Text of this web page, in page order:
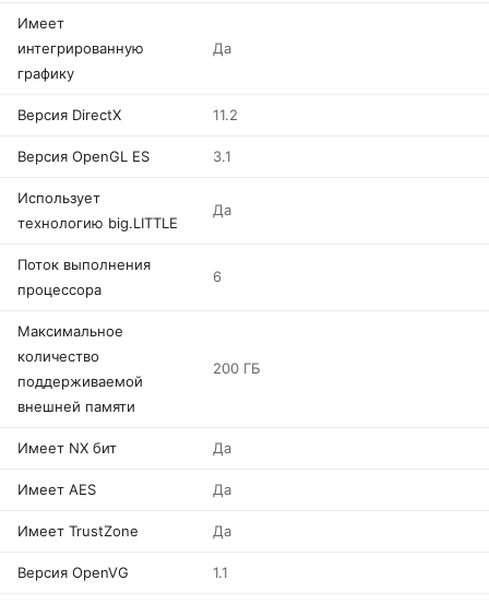
Имеет
интегрированную
графику
Да
Версия DirectX 11.2
Версия OpenGL ES 3.1
Использует
технологию big.LITTLE
Да
Поток выполнения
процессора
6
Максимальное
количество
поддерживаемой
внешней памяти
200 ГБ
Имеет NX бит Да
Имеет AES Да
Имеет TrustZone Да
Версия OpenVG 1.1